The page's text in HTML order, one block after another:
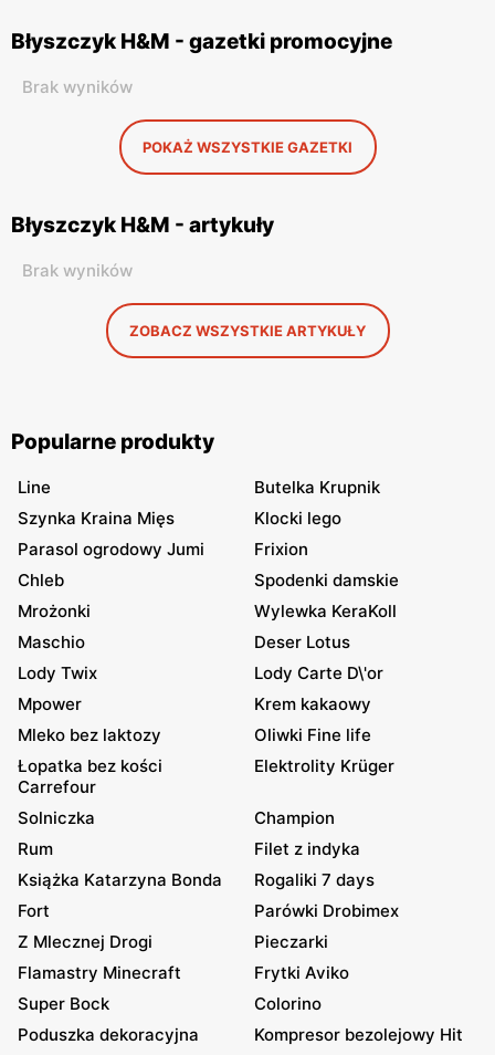
Błyszczyk H&M - gazetki promocyjne
Brak wyników
POKAŻ WSZYSTKIE GAZETKI
Błyszczyk H&M - artykuły
Brak wyników
ZOBACZ WSZYSTKIE ARTYKUŁY
Popularne produkty
Line
Butelka Krupnik
Szynka Kraina Mięs
Klocki lego
Parasol ogrodowy Jumi
Frixion
Chleb
Spodenki damskie
Mrożonki
Wylewka KeraKoll
Maschio
Deser Lotus
Lody Twix
Lody Carte D\'or
Mpower
Krem kakaowy
Mleko bez laktozy
Oliwki Fine life
Łopatka bez kości
Carrefour
Elektrolity Krüger
Solniczka
Champion
Rum
Filet z indyka
Książka Katarzyna Bonda
Rogaliki 7 days
Fort
Parówki Drobimex
Z Mlecznej Drogi
Pieczarki
Flamastry Minecraft
Frytki Aviko
Super Bock
Colorino
Poduszka dekoracyjna
Kompresor bezolejowy Hit